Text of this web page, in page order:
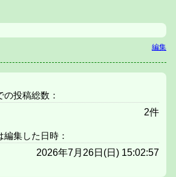
編集
投稿総数：
2件
集した日時：
2026年7月26日(日) 15:02:57